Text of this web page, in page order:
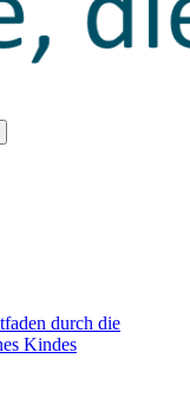
durch die
Kindes